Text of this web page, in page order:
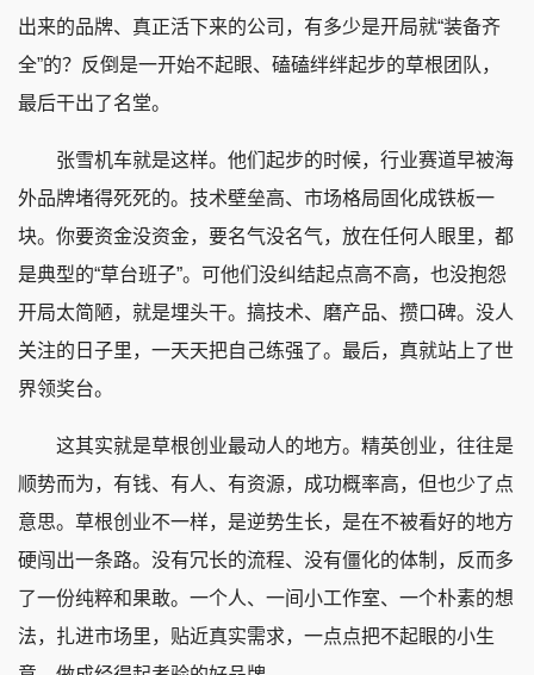
出来的品牌、真正活下来的公司，有多少是开局就“装备齐
全”的？反倒是一开始不起眼、磕磕绊绊起步的草根团队，
最后干出了名堂。
张雪机车就是这样。他们起步的时候，行业赛道早被海
外品牌堵得死死的。技术壁垒高、市场格局固化成铁板一
块。你要资金没资金，要名气没名气，放在任何人眼里，都
是典型的“草台班子”。可他们没纠结起点高不高，也没抱怨
开局太简陋，就是埋头干。搞技术、磨产品、攒口碑。没人
关注的日子里，一天天把自己练强了。最后，真就站上了世
界领奖台。
这其实就是草根创业最动人的地方。精英创业，往往是
顺势而为，有钱、有人、有资源，成功概率高，但也少了点
意思。草根创业不一样，是逆势生长，是在不被看好的地方
硬闯出一条路。没有冗长的流程、没有僵化的体制，反而多
了一份纯粹和果敢。一个人、一间小工作室、一个朴素的想
法，扎进市场里，贴近真实需求，一点点把不起眼的小生